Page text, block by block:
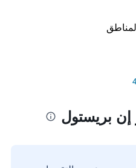
بريستول